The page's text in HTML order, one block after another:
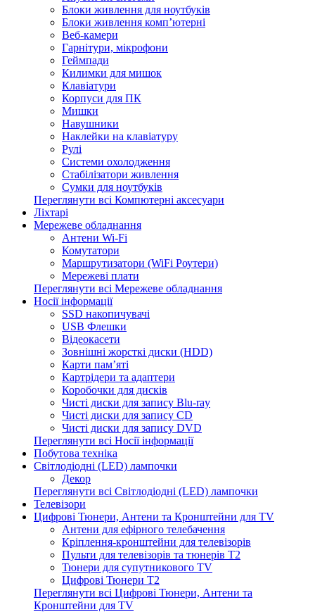
Блоки живлення для ноутбуків
Блоки живлення комп’ютерні
Веб-камери
Гарнітури, мікрофони
Геймпади
Килимки для мишок
Клавіатури
Корпуси для ПК
Мишки
Навушники
Наклейки на клавіатуру
Рулі
Системи охолодження
Стабілізатори живлення
Сумки для ноутбуків
Переглянути всі Компютерні аксесуари
Ліхтарі
Мережеве обладнання
Антени Wi-Fi
Комутатори
Маршрутизатори (WiFi Роутери)
Мережеві плати
Переглянути всі Мережеве обладнання
Носії інформації
SSD накопичувачі
USB Флешки
Відеокасети
Зовнішні жорсткі диски (HDD)
Карти пам’яті
Картрідери та адаптери
Коробочки для дисків
Чисті диски для запису Blu-ray
Чисті диски для запису CD
Чисті диски для запису DVD
Переглянути всі Носії інформації
Побутова техніка
Світлодіодні (LED) лампочки
Декор
Переглянути всі Світлодіодні (LED) лампочки
Телевізори
Цифрові Тюнери, Антени та Кронштейни для TV
Антени для ефірного телебачення
Кріплення-кронштейни для телевізорів
Пульти для телевізорів та тюнерів T2
Тюнери для супутникового TV
Цифрові Тюнери T2
Переглянути всі Цифрові Тюнери, Антени та
Кронштейни для TV